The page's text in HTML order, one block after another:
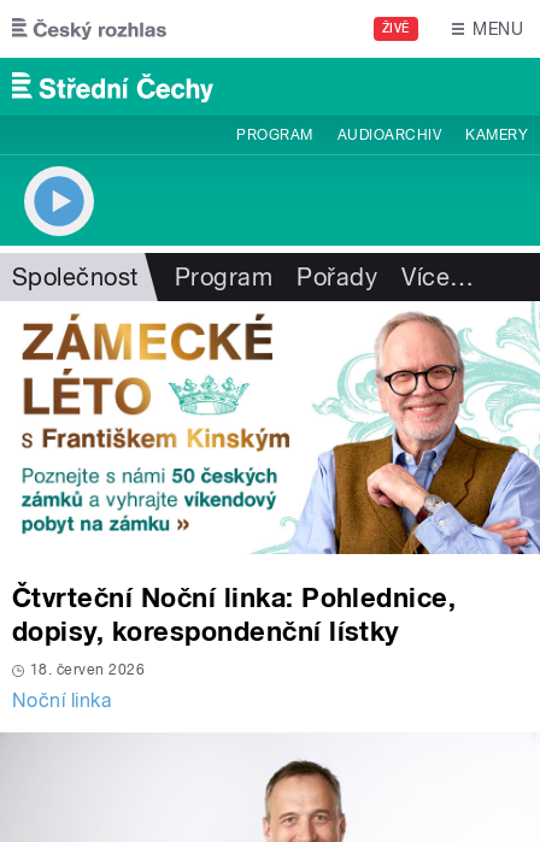
Přejít k hlavnímu obsahu
ŽIVĚ MENU
PROGRAM AUDIOARCHIV KAMERY
Společnost Program Pořady Více…
Čtvrteční Noční linka: Pohlednice,
dopisy, korespondenční lístky
18. červen 2026
Noční linka